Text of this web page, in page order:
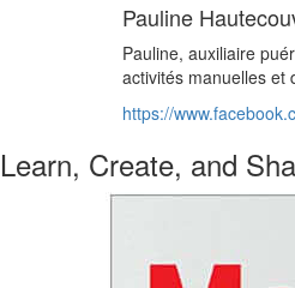
Pauline
Pauline, auxiliaire
activités manuelles et
https://
Learn, Create, and